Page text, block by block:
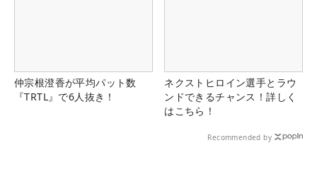
仲宗根澄香が平均パット数
『TRTL』で6人抜き！
ネクストヒロイン選手とラウ
ンドできるチャンス！詳しく
はこちら！
Recommended by